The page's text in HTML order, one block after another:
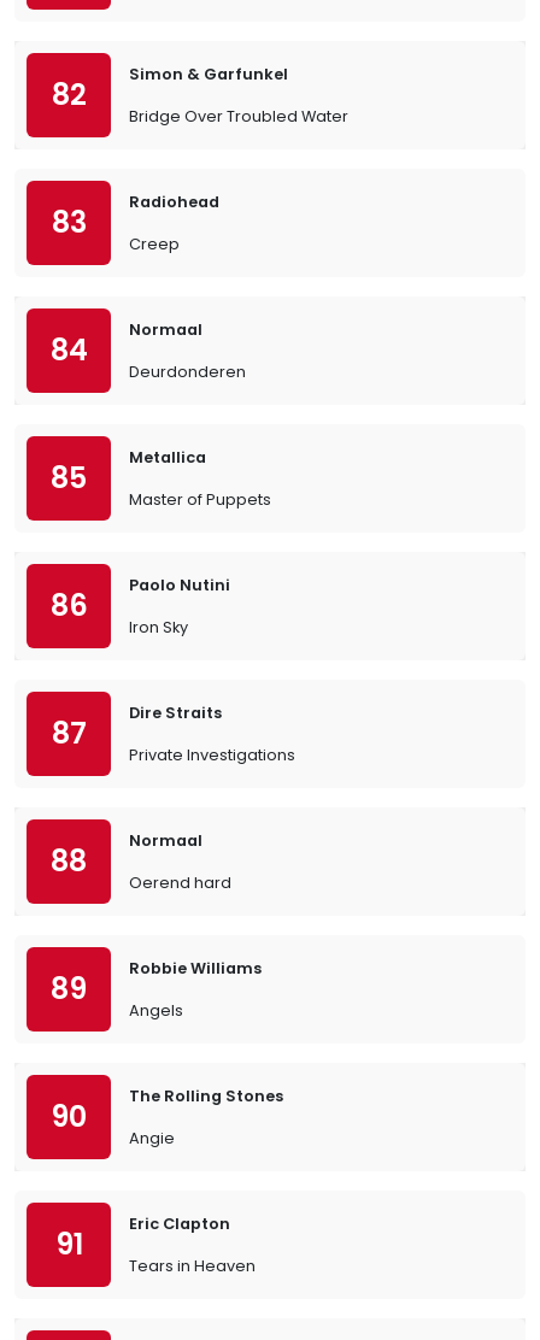
82
Simon & Garfunkel
Bridge Over Troubled Water
83
Radiohead
Creep
84
Normaal
Deurdonderen
85
Metallica
Master of Puppets
86
Paolo Nutini
Iron Sky
87
Dire Straits
Private Investigations
88
Normaal
Oerend hard
89
Robbie Williams
Angels
90
The Rolling Stones
Angie
91
Eric Clapton
Tears in Heaven